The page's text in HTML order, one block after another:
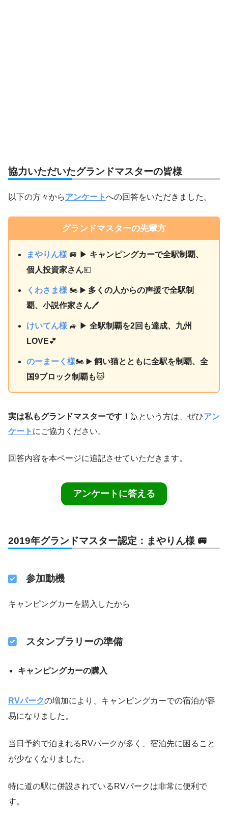
協力いただいたグランドマスターの皆様
以下の方々からアンケートへの回答をいただきました。
グランドマスターの先輩方
まやりん様 🚐 ▶ キャンピングカーで全駅制覇、
個人投資家さん💴
くわさま様 🏍 ▶ 多くの人からの声援で全駅制
覇、小説作家さん🖊
けいてん様 🚙 ▶全駅制覇を2回も達成、九州
LOVE💕
のーまーく様🏍 ▶飼い猫とともに全駅を制覇、全
国9ブロック制覇も🐱
実は私もグランドマスターです！ 🙋という方は、ぜひアン
ケート にご協力ください。
回答内容を本ページに追記させていただきます。
アンケートに答える
2019年グランドマスター認定：まやりん様 🚐
参加動機
キャンピングカーを購入したから
スタンプラリーの準備
キャンピングカーの購入
RVパークの増加により、キャンピングカーでの宿泊が容
易になりました。
当日予約で泊まれるRVパークが多く、宿泊先に困ること
が少なくなりました。
特に道の駅に併設されているRVパークは非常に便利で
す。